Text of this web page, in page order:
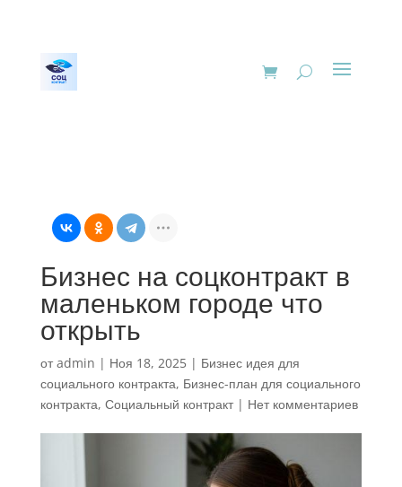
Бизнес на соцконтракт в
маленьком городе что
открыть
отadmin | Ноя 18, 2025| Бизнес идея для
социального контракта, Бизнес-план для социального
контракта, Социальный контракт| Нет комментариев